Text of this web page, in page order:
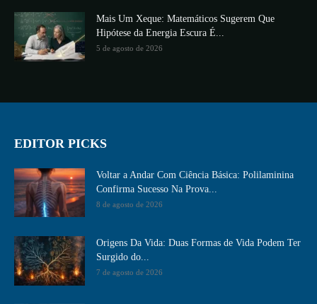
Mais Um Xeque: Matemáticos Sugerem Que
Hipótese da Energia Escura É...
5 de agosto de 2026
EDITOR PICKS
Voltar a Andar Com Ciência Básica: Polilaminina
Confirma Sucesso Na Prova...
8 de agosto de 2026
Origens Da Vida: Duas Formas de Vida Podem Ter
Surgido do...
7 de agosto de 2026